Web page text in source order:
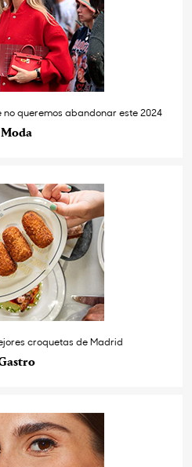
no queremos abandonar este 2024
Moda
croquetas de Madrid